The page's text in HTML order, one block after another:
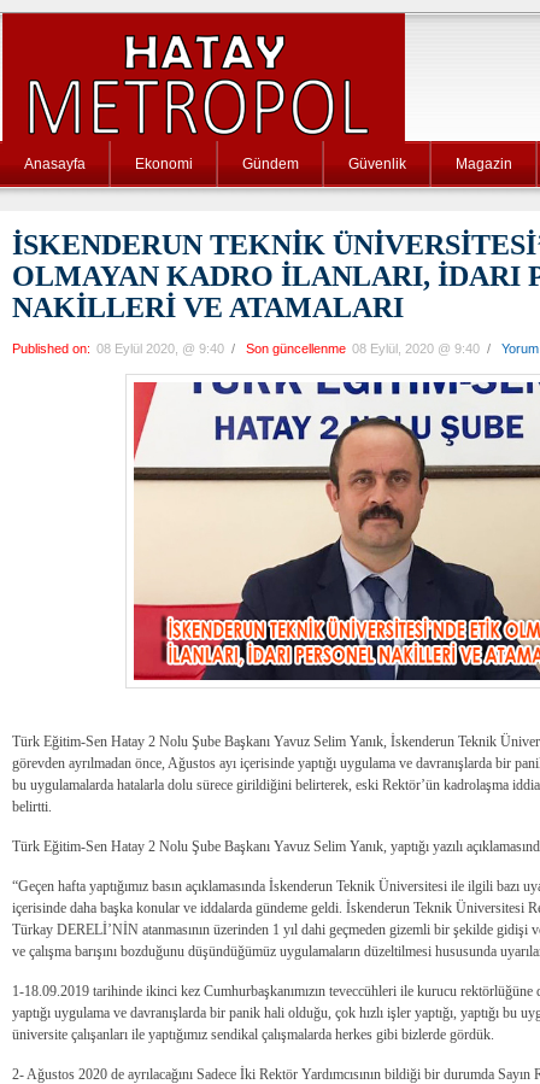
Anasayfa Ekonomi Gündem Güvenlik Magazin
İSKENDERUN TEKNİK
OLMAYAN KADRO İLANLARI, İDARI
NAKİLLERİ VE ATAMALARI
Published on: 08 Eylül 2020, @ 9:40 / Son güncellenme 08 Eylül, 2020 @ 9:40 / Yorum
Türk Eğitim-Sen Hatay 2 Nolu Şube Başkanı Yavuz Selim Yanık, İskenderun Teknik
görevden ayrılmadan önce, Ağustos ayı içerisinde yaptığı uygulama ve davranışlarda bir
bu uygulamalarda hatalarla dolu sürece girildiğini belirterek, eski Rektör’ün kadrolaşma
belirtti.
Türk Eğitim-Sen Hatay 2 Nolu Şube Başkanı Yavuz Selim Yanık, yaptığı yazılı
“Geçen hafta yaptığımız basın açıklamasında İskenderun Teknik Üniversitesi ile ilgili bazı
içerisinde daha başka konular ve iddalarda gündeme geldi. İskenderun Teknik Üniversitesi
Türkay DERELİ’NİN atanmasının üzerinden 1 yıl dahi geçmeden gizemli bir şekilde gidişi
ve çalışma barışını bozduğunu düşündüğümüz uygulamaların düzeltilmesi hususunda
1-18.09.2019 tarihinde ikinci kez Cumhurbaşkanımızın teveccühleri ile kurucu rektörlüğüne
yaptığı uygulama ve davranışlarda bir panik hali olduğu, çok hızlı işler yaptığı, yaptığı bu
üniversite çalışanları ile yaptığımız sendikal çalışmalarda herkes gibi bizlerde gördük.
2- Ağustos 2020 de ayrılacağını Sadece İki Rektör Yardımcısının bildiği bir durumda